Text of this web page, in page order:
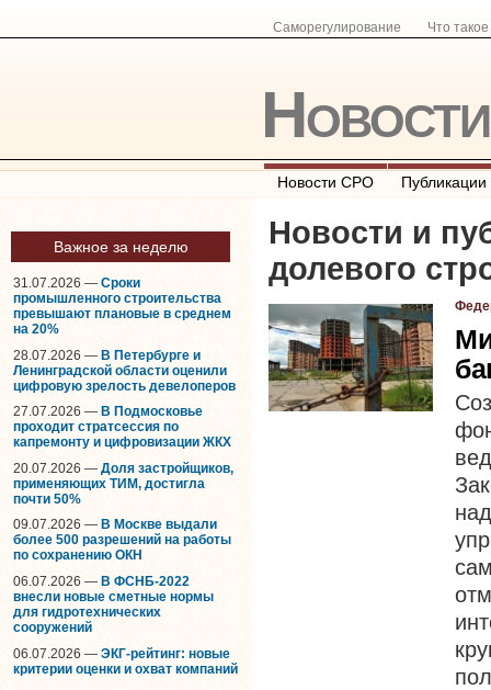
Саморегулирование Что
Новости СРО Публикации
Важное за неделю
31.07.2026 — Сроки
промышленного строительства
превышают плановые в среднем
на 20%
28.07.2026 — В Петербурге и
Ленинградской области оценили
цифровую зрелость девелоперов
27.07.2026 — В Подмосковье
проходит стратсессия по
капремонту и цифровизации ЖКХ
20.07.2026 — Доля застройщиков,
применяющих ТИМ, достигла
почти 50%
09.07.2026 — В Москве выдали
более 500 разрешений на работы
по сохранению ОКН
06.07.2026 — В ФСНБ-2022
внесли новые сметные нормы
для гидротехнических
сооружений
06.07.2026 — ЭКГ-рейтинг: новые
критерии оценки и охват компаний
Новости и
долевого